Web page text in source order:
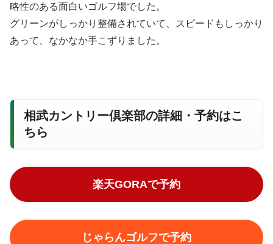
略性のある面白いゴルフ場でした。
グリーンがしっかり整備されていて、スピードもしっかり
あって、なかなか手こずりました。
相武カントリー倶楽部の詳細・予約はこ
ちら
楽天GORAで予約
じゃらんゴルフで予約